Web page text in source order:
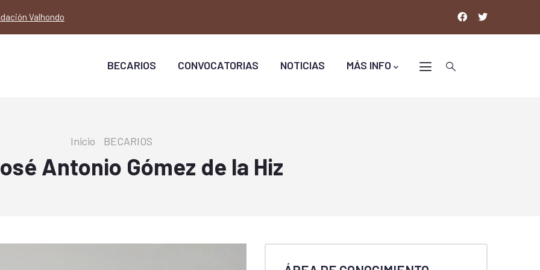
Valhondo
BECARIOS CONVOCATORIAS NOTICIAS MÁS INFO
Sobrescribir
enlaces
de
navegación
Inicio BECARIOS
Antonio Gómez de la Hiz